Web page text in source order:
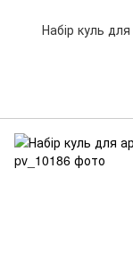
Набір куль